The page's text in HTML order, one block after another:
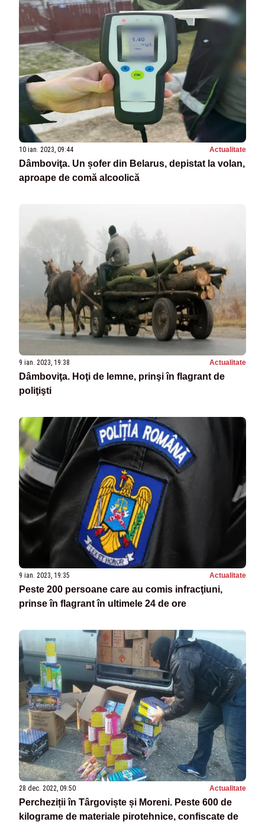
10 ian. 2023, 09:44 Actualitate
Dâmboviţa. Un șofer din Belarus, depistat la volan,
aproape de comă alcoolică
9 ian. 2023, 19:38 Actualitate
Dâmboviţa. Hoţi de lemne, prinşi în flagrant de
poliţişti
9 ian. 2023, 19:35 Actualitate
Peste 200 persoane care au comis infracţiuni,
prinse în flagrant în ultimele 24 de ore
28 dec. 2022, 09:50 Actualitate
Percheziții în Târgoviște și Moreni. Peste 600 de
kilograme de materiale pirotehnice, confiscate de